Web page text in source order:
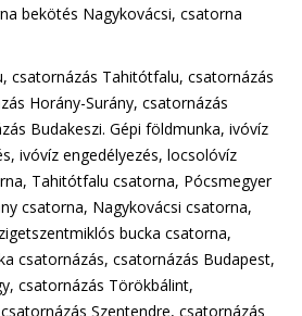
bekötés Nagykovácsi, csatorna
csatornázás Tahitótfalu, csatornázás
Horány-Surány, csatornázás
Budakeszi. Gépi földmunka, ivóvíz
ivóvíz engedélyezés, locsolóvíz
Tahitótfalu csatorna, Pócsmegyer
csatorna, Nagykovácsi csatorna,
bucka csatorna,
csatornázás, csatornázás Budapest,
csatornázás Törökbálint,
Szentendre, csatornázás